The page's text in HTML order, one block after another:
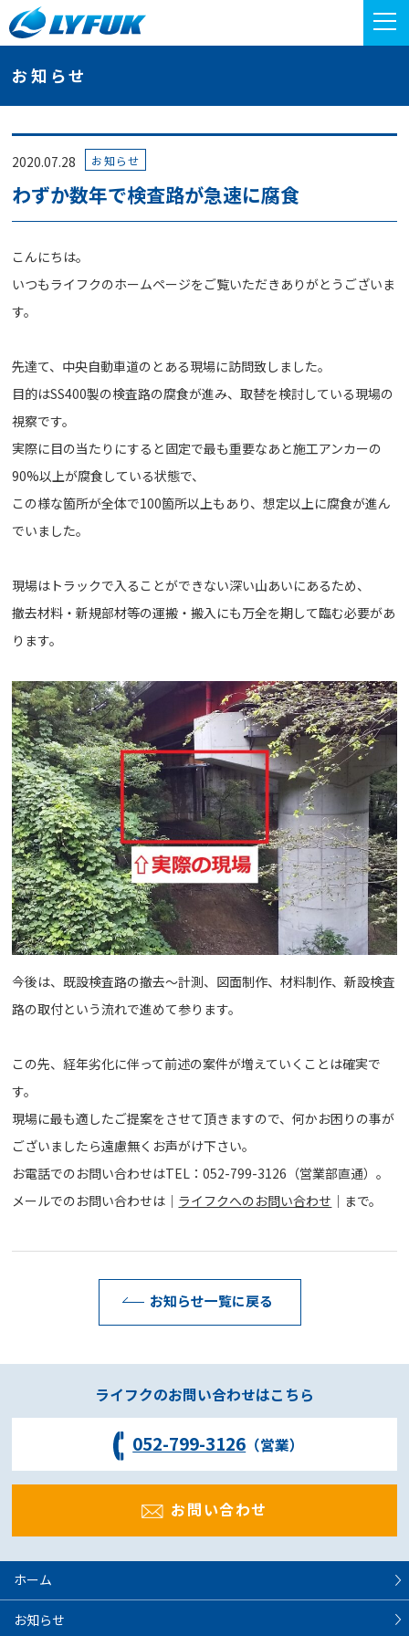
お知らせ
2020.07.28 お知らせ
わずか数年で検査路が急速に腐食
こんにちは。
いつもライフクのホームページをご覧いただきありがとうございま
す。
先達て、中央自動車道のとある現場に訪問致しました。
目的はSS400製の検査路の腐食が進み、取替を検討している現場の
視察です。
実際に目の当たりにすると固定で最も重要なあと施工アンカーの
90%以上が腐食している状態で、
この様な箇所が全体で100箇所以上もあり、想定以上に腐食が進ん
でいました。
現場はトラックで入ることができない深い山あいにあるため、
撤去材料・新規部材等の運搬・搬入にも万全を期して臨む必要があ
ります。
今後は、既設検査路の撤去～計測、図面制作、材料制作、新設検査
路の取付という流れで進めて参ります。
この先、経年劣化に伴って前述の案件が増えていくことは確実で
す。
現場に最も適したご提案をさせて頂きますので、何かお困りの事が
ございましたら遠慮無くお声がけ下さい。
お電話でのお問い合わせはTEL：052-799-3126（営業部直通）。
メールでのお問い合わせは｜ ライフクへのお問い合わせ ｜まで。
お知らせ一覧に戻る
ライフクのお問い合わせはこちら
052-799-3126 （営業）
お問い合わせ
ホーム
お知らせ